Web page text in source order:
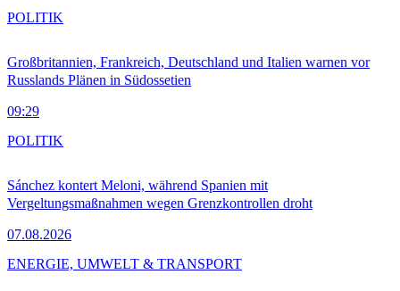
Großbritannien, Frankreich, Deutschland und Italien warnen vor
Russlands Plänen in Südossetien
09:29
POLITIK
Sánchez kontert Meloni, während Spanien mit
Vergeltungsmaßnahmen wegen Grenzkontrollen droht
07.08.2026
POLITIK
ENERGIE, UMWELT & TRANSPORT